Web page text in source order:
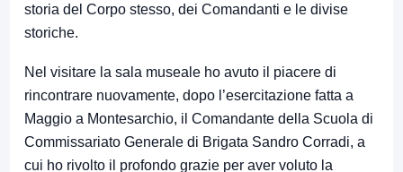
storia del Corpo stesso, dei Comandanti e le divise
storiche.
Nel visitare la sala museale ho avuto il piacere di
rincontrare nuovamente, dopo l’esercitazione fatta a
Maggio a Montesarchio, il Comandante della Scuola di
Commissariato Generale di Brigata Sandro Corradi, a
cui ho rivolto il profondo grazie per aver voluto la